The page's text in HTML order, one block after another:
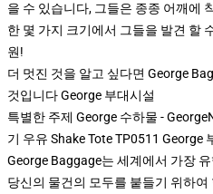
을 수 있습니다, 그들은 종종 어깨에
한 몇 가지 크기에서 그들을 발견 할
원!
더 멋진 것을 알고 싶다면 George
것입니다George 부대시설
특별한 주제 George 수하물 -
기 우유 Shake Tote TP0511 George
George Baggage는 세계에서 가장
당신의 물건의 모두를 붙들기 위하